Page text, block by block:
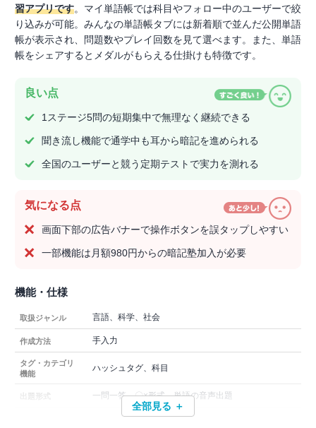
習アプリです。マイ単語帳では科目やフォロー中のユーザーで絞
り込みが可能。みんなの単語帳タブには新着順で並んだ公開単語
帳が表示され、問題数やプレイ回数を見て選べます。また、単語
帳をシェアするとメダルがもらえる仕掛けも特徴です。
良い点
1ステージ5問の短期集中で無理なく継続できる
聞き流し機能で通学中も耳から暗記を進められる
全国のユーザーと競う定期テストで実力を測れる
気になる点
画面下部の広告バナーで操作ボタンを誤タップしやすい
一部機能は月額980円からの暗記塾加入が必要
機能・仕様
取扱ジャンル 言語、科学、社会
作成方法 手入力
タグ・カテゴリ
機能
ハッシュタグ、科目
出題形式 一問一答、〇×形式、単語の音声出題
全部見る ＋